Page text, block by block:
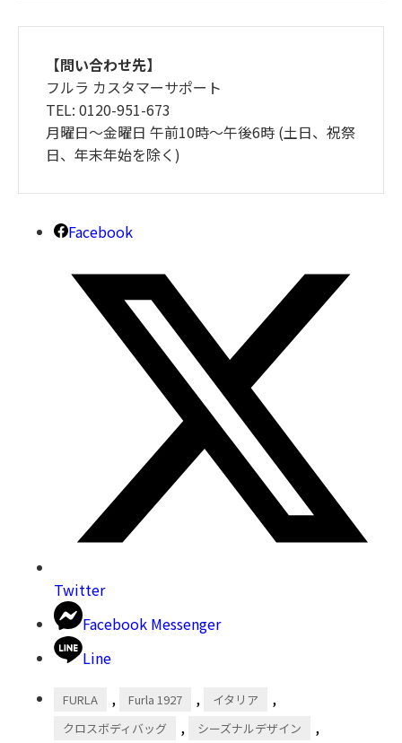
【問い合わせ先】
フルラ カスタマーサポート
TEL: 0120-951-673
月曜日～金曜日 午前10時～午後6時 (土日、祝祭
日、年末年始を除く)
Facebook
Twitter
Facebook Messenger
Line
FURLA , Furla 1927 , イタリア ,
クロスボディバッグ , シーズナルデザイン ,